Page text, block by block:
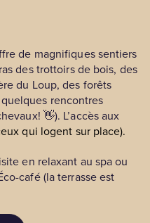
de magnifiques sentiers
des trottoirs de bois, des
du Loup, des forêts
rencontres
👋). L’accès aux
qui logent sur place).
en relaxant au spa ou
café (la terrasse est